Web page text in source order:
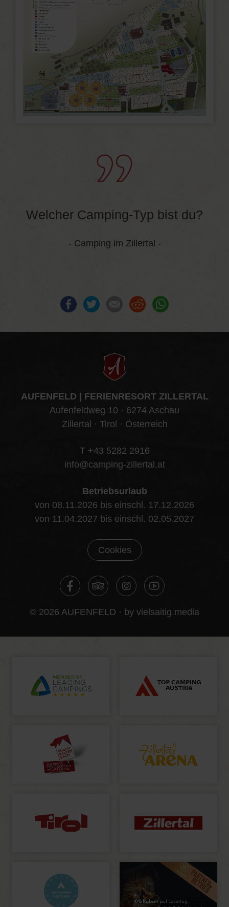
Welcher Camping-Typ bist du?
- Camping im Zillertal -
Facebook E-mail Reddit
AUFENFELD | FERIENRESORT ZILLERTAL
Aufenfeldweg 10 · 6274 Aschau
Zillertal · Tirol · Österreich
T +43 5282 2916
info@camping-zillertal.at
Betriebsurlaub
von 08.11.2026 bis einschl. 17.12.2026
von 11.04.2027 bis einschl. 02.05.2027
Cookies
© 2026 AUFENFELD · by vielsaitig.media